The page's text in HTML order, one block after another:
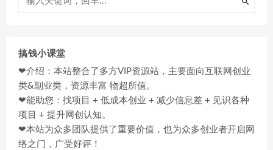
搞钱小课堂
❤介绍：本站整合了多方VIP资源站，主要面向互联网创业
类&副业类，资源丰富 物超所值。
❤能助您：找项目 + 低成本创业 + 减少信息差 + 见识各种
项目 + 提升网创认知。
❤本站为众多团队提供了重要价值，也为众多创业者开启网
络之门，广受好评！